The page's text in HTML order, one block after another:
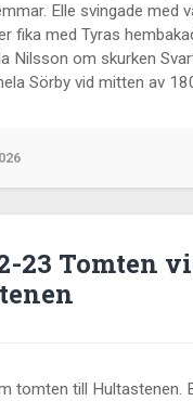
Elle svingade med
fika med Tyras
Nilsson om skurken
Sörby vid mitten av
23 Tomten
tomten till Hultastenen.